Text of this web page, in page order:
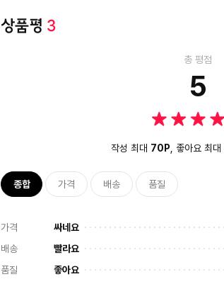
상품평 3
총 평점
5
작성 최대 70P , 좋아요 최대
종합 가격 배송 품질
가격 싸네요
배송
빨라요
품질
좋아요